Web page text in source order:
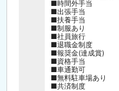
■時間外手当
■出張手当
■扶養手当
■制服あり
■社員旅行
■退職金制度
■報奨金(達成賞)
■資格手当
■車通勤可
■無料駐車場あり
■共済制度